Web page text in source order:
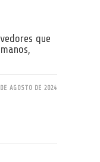
que
AGOSTO DE 2024